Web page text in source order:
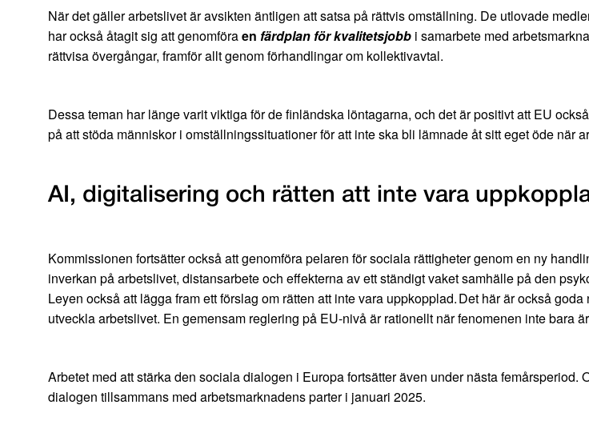
När det gäller arbetslivet är avsikten äntligen att satsa på rättvis omställning. De utlovade
har också åtagit sig att genomföraen färdplan för kvalitetsjobb i samarbete med
rättvisa övergångar, framför allt genom förhandlingar om kollektivavtal.
Dessa teman har länge varit viktiga för de finländska löntagarna, och det är positivt att EU
på att stöda människor i omställningssituationer för att inte ska bli lämnade åt sitt eget öde när
AI, digitalisering och rätten att inte vara
Kommissionen fortsätter också att genomföra pelaren för sociala rättigheter genom en ny
inverkan på arbetslivet, distansarbete och effekterna av ett ständigt vaket samhälle på den
Leyen också att lägga fram ett förslag om rätten att inte vara uppkopplad. Det här är också
utveckla arbetslivet. En gemensam reglering på EU-nivå är rationellt när fenomenen inte bara
Arbetet med att stärka den sociala dialogen i Europa fortsätter även under nästa
dialogen tillsammans med arbetsmarknadens parter i januari 2025.